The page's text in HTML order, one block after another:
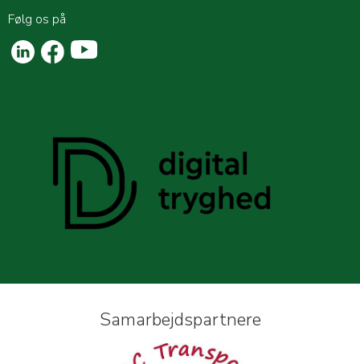
Følg os på
Samarbejdspartnere